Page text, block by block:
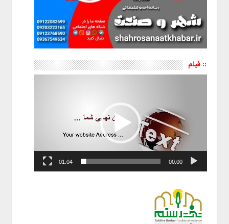
:: فیلم
نمایشگر
00:00
01:04